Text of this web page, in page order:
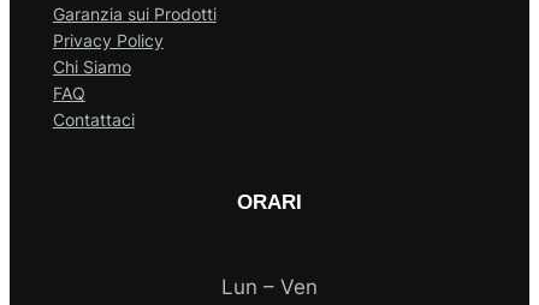
Garanzia sui Prodotti
Privacy Policy
Chi Siamo
FAQ
Contattaci
ORARI
Lun – Ven